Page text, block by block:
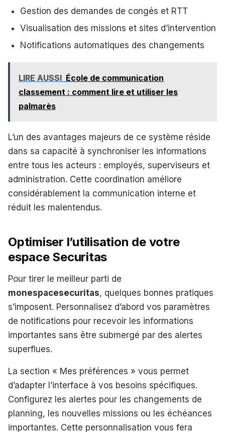
Gestion des demandes de congés et RTT
Visualisation des missions et sites d’intervention
Notifications automatiques des changements
LIRE AUSSI École de communication
classement : comment lire et utiliser les
palmarès
L’un des avantages majeurs de ce système réside
dans sa capacité à synchroniser les informations
entre tous les acteurs : employés, superviseurs et
administration. Cette coordination améliore
considérablement la communication interne et
réduit les malentendus.
Optimiser l’utilisation de votre
espace Securitas
Pour tirer le meilleur parti de
monespacesecuritas, quelques bonnes pratiques
s’imposent. Personnalisez d’abord vos paramètres
de notifications pour recevoir les informations
importantes sans être submergé par des alertes
superflues.
La section « Mes préférences » vous permet
d’adapter l’interface à vos besoins spécifiques.
Configurez les alertes pour les changements de
planning, les nouvelles missions ou les échéances
importantes. Cette personnalisation vous fera